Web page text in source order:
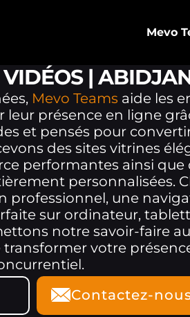
Mevo
|
Mevo Teams aide les
présence en ligne
et pensés pour
des sites vitrines
performantes ainsi que
personnalisées.
professionnel, une
sur ordinateur,
notre savoir-faire
votre
Contactez-